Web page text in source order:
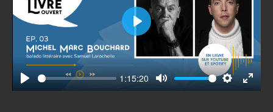
Play
1:15:20
Mute SettingsEnter
Play